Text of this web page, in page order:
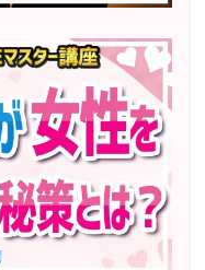
ョン開始 限定10名
コーチ及び日本NLP能
得